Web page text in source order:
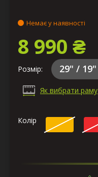
Немає у наявності
8 990 ₴
Розмір: 29" / 19"
Як вибрати раму
Колір